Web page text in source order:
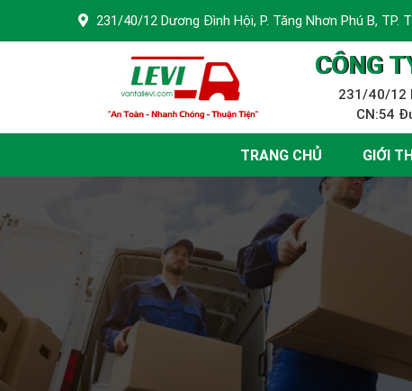
231/40/12 Dương Đình Hội, P. Tăng Nhơn Phú B, TP.
CÔNG
231/40/12
CN:54
TRANG CHỦ GIỚI